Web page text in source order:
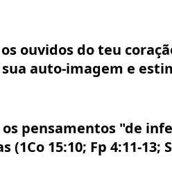
os ouvidos do teu
auto-imagem e
os pensamentos "de
(1Co 15:10; Fp 4:11-13;